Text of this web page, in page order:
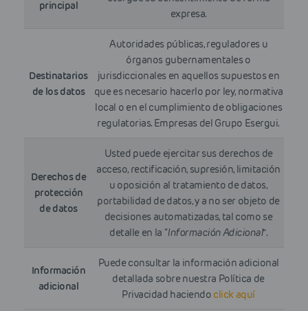
principal
expresa.
Destinatarios
de los datos
Autoridades públicas, reguladores u
órganos gubernamentales o
jurisdiccionales en aquellos supuestos en
que es necesario hacerlo por ley, normativa
local o en el cumplimiento de obligaciones
regulatorias. Empresas del Grupo Esergui.
Derechos de
protección
de datos
Usted puede ejercitar sus derechos de
acceso, rectificación, supresión, limitación
u oposición al tratamiento de datos,
portabilidad de datos, y a no ser objeto de
decisiones automatizadas, tal como se
detalle en la “Información Adicional”.
Información
adicional
Puede consultar la información adicional
detallada sobre nuestra Política de
Privacidad haciendo click aquí